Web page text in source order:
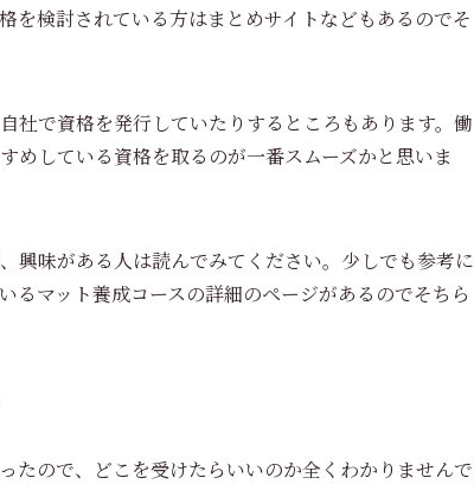
を検討されている方はまとめサイトなどもあるのでそ
社で資格を発行していたりするところもあります。働
めしている資格を取るのが一番スムーズかと思いま
興味がある人は読んでみてください。少しでも参考に
るマット養成コースの詳細のページがあるのでそちら
たので、どこを受けたらいいのか全くわかりませんで